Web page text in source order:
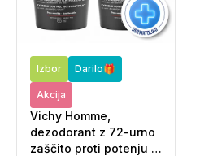
Izbor Darilo🎁
Akcija
Vichy Homme,
dezodorant z 72-urno
zaščito proti potenju -